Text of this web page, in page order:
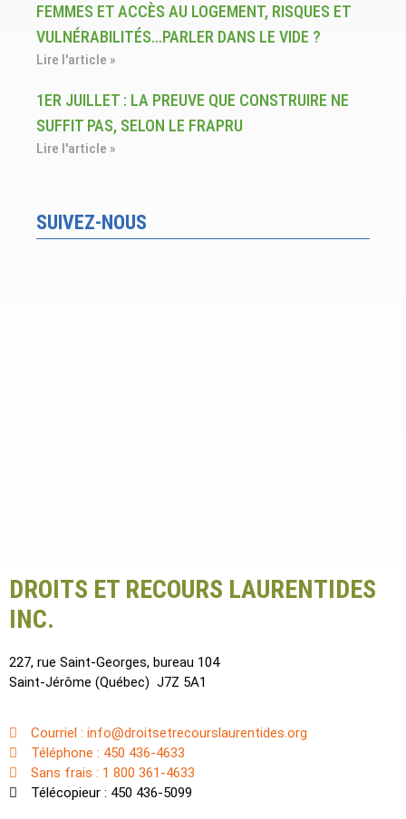
FEMMES ET ACCÈS AU LOGEMENT, RISQUES ET
VULNÉRABILITÉS…PARLER DANS LE VIDE ?
Lire l'article »
1ER JUILLET : LA PREUVE QUE CONSTRUIRE NE
SUFFIT PAS, SELON LE FRAPRU
Lire l'article »
SUIVEZ-NOUS
DROITS ET RECOURS LAURENTIDES
INC.
227, rue Saint-Georges, bureau 104
Saint-Jérôme (Québec) J7Z 5A1
Courriel : info@droitsetrecourslaurentides.org
Téléphone : 450 436-4633
Sans frais : 1 800 361-4633
Télécopieur : 450 436-5099